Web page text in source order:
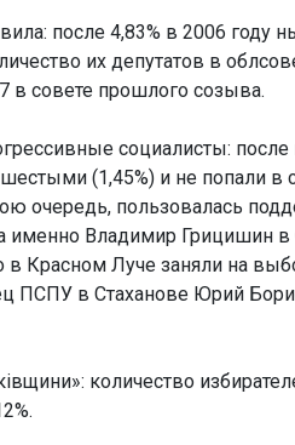
после 4,83% в 2006 году
их депутатов в
в совете прошлого созыва.
социалисты: после
(1,45%) и не попали в
очередь, пользовалась
именно Владимир Грицишин
Красном Луче заняли на
ПСПУ в Стаханове Юрий
количество